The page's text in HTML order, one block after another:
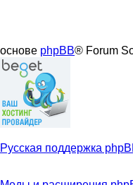
основе phpBB® Forum
Русская поддержка